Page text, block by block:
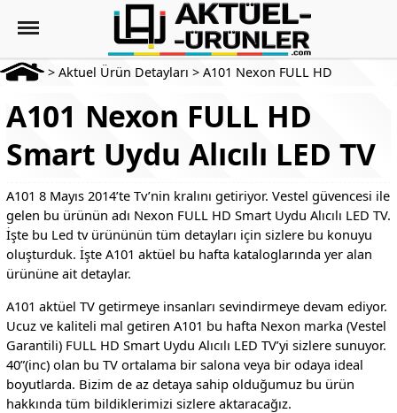
> Aktuel Ürün Detayları > A101 Nexon FULL HD
A101 Nexon FULL HD
Smart Uydu Alıcılı LED TV
A101 8 Mayıs 2014’te Tv’nin kralını getiriyor. Vestel güvencesi ile
gelen bu ürünün adı Nexon FULL HD Smart Uydu Alıcılı LED TV.
İşte bu Led tv ürününün tüm detayları için sizlere bu konuyu
oluşturduk. İşte A101 aktüel bu hafta kataloglarında yer alan
ürününe ait detaylar.
A101 aktüel TV getirmeye insanları sevindirmeye devam ediyor.
Ucuz ve kaliteli mal getiren A101 bu hafta Nexon marka (Vestel
Garantili) FULL HD Smart Uydu Alıcılı LED TV’yi sizlere sunuyor.
40”(inc) olan bu TV ortalama bir salona veya bir odaya ideal
boyutlarda. Bizim de az detaya sahip olduğumuz bu ürün
hakkında tüm bildiklerimizi sizlere aktaracağız.